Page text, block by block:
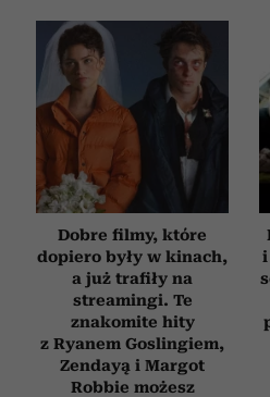
Dobre filmy, które
dopiero były w kinach,
a już trafiły na
streamingi. Te
znakomite hity
z Ryanem Goslingiem,
Zendayą i Margot
Robbie możesz
i